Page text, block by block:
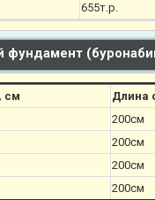
655т.р.
фундамент
см Длина
200см
200см
200см
200см